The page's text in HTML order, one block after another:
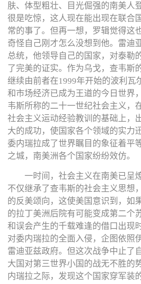
肤、体型粗壮、目光倔强的南美人
很是吃惊，这人现在能出现在联合
常的事了。但再一想，罗辑觉得这
奇怪自己刚才怎么没想到他。雷迪
总统，他领导自己的国家，对泰勒
了完美的证实。作为乌戈，查韦斯
继续由前者在1999年开始的波利瓦
和市场经济已成为王道的今日世界
韦斯所称的二十一世纪社会主义，
社会主义运动经验教训的基础上，
大的成功，使国家各个领域的实力
委内瑞拉成了世界瞩目的象征着平
之城，南美洲各个国家纷纷效仿。
一时间，社会主义在南美已呈
不仅继承了查韦斯的社会主义思想
的反美颂向，这使美国意识到，如
的拉丁美洲后院有可能变成第二个
和误会产生的千载难逢的借口出现
对委内瑞拉的全面入侵，企图依照
雷迪亚兹政府。但这次战争中止了
大国对第三世界小国的战无不胜的
内瑞拉之际，发现这个国家穿军装